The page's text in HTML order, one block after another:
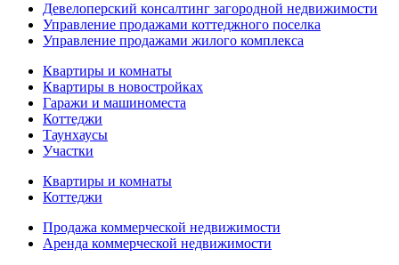
Девелоперский консалтинг загородной недвижимости
Управление продажами коттеджного поселка
Управление продажами жилого комплекса
Квартиры и комнаты
Квартиры в новостройках
Гаражи и машиноместа
Коттеджи
Таунхаусы
Участки
Квартиры и комнаты
Коттеджи
Продажа коммерческой недвижимости
Аренда коммерческой недвижимости